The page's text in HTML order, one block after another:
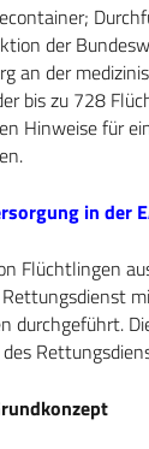
der
an der
bis zu 728
Hinweise für
in der
Flüchtlingen
durchgeführt.